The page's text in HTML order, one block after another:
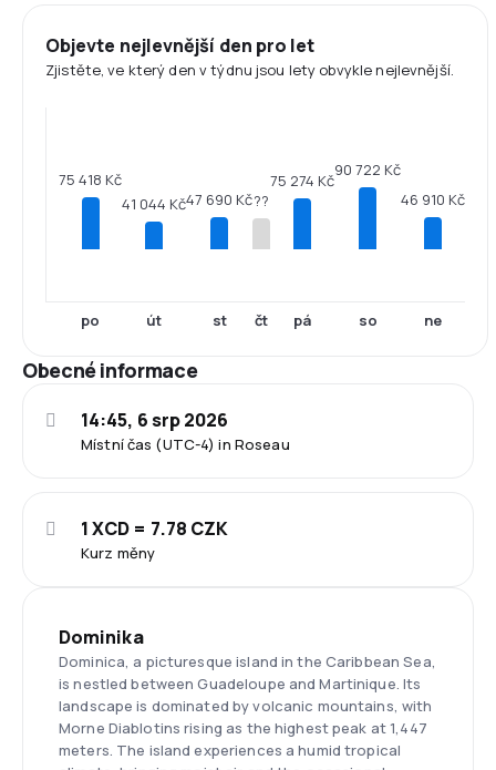
Objevte nejlevnější den pro let
Zjistěte, ve který den v týdnu jsou lety obvykle nejlevnější.
75 418 Kč
po
41 044 Kč
út
47 690 Kč
st
??
čt
75 274 Kč
pá
90 722 Kč
so
46 910 Kč
ne
Obecné informace
Místní čas (UTC-4) in Roseau
14:45, 6 srp 2026
Kurz měny
1 XCD = 7.78 CZK
Dominika
Dominica, a picturesque island in the Caribbean Sea,
is nestled between Guadeloupe and Martinique. Its
landscape is dominated by volcanic mountains, with
Morne Diablotins rising as the highest peak at 1,447
meters. The island experiences a humid tropical